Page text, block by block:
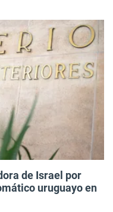
de Israel por
uruguayo en